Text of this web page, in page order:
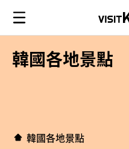
韓國各地景點
韓國各地景點